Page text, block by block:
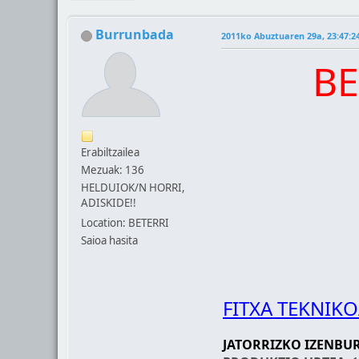
Burrunbada
Erabiltzailea
Mezuak: 136
HELDUIOK/N HORRI,
ADISKIDE!!
Location: BETERRI
Saioa hasita
2011ko Abuztuaren 29a,
FITXA
JATORRIZKO